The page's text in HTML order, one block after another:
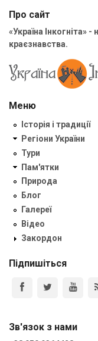
Про сайт
«Україна Інкогніта»
краєзнавства.
Меню
Історія і традиції
Регіони України
Тури
Пам'ятки
Природа
Блог
Галереї
Відео
Закордон
Підпишіться
Зв'язок з нами